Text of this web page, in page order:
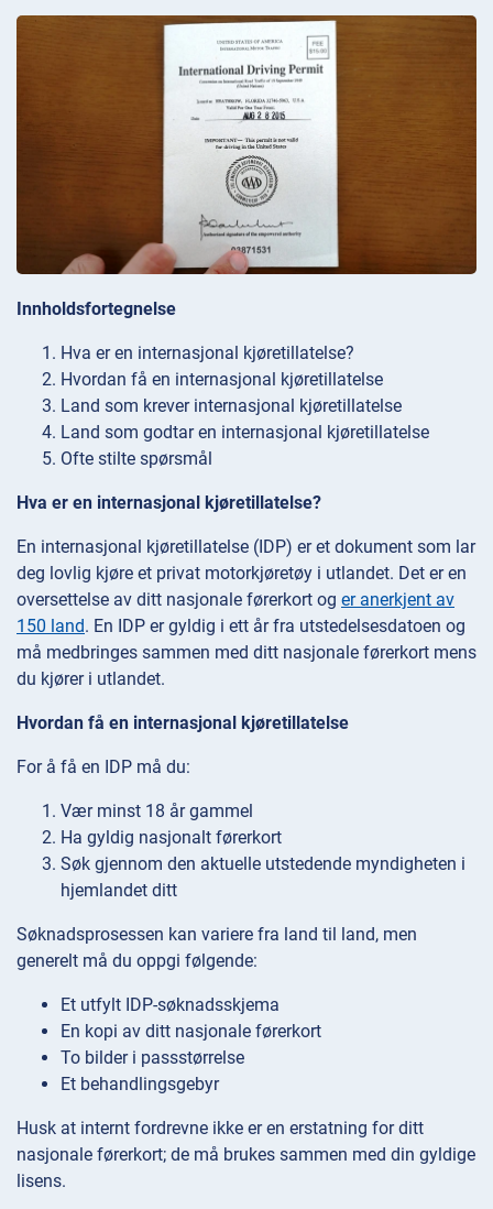
Innholdsfortegnelse
Hva er en internasjonal kjøretillatelse?
Hvordan få en internasjonal kjøretillatelse
Land som krever internasjonal kjøretillatelse
Land som godtar en internasjonal kjøretillatelse
Ofte stilte spørsmål
Hva er en internasjonal kjøretillatelse?
En internasjonal kjøretillatelse (IDP) er et dokument som lar
deg lovlig kjøre et privat motorkjøretøy i utlandet. Det er en
oversettelse av ditt nasjonale førerkort og er anerkjent av
150 land. En IDP er gyldig i ett år fra utstedelsesdatoen og
må medbringes sammen med ditt nasjonale førerkort mens
du kjører i utlandet.
Hvordan få en internasjonal kjøretillatelse
For å få en IDP må du:
Vær minst 18 år gammel
Ha gyldig nasjonalt førerkort
Søk gjennom den aktuelle utstedende myndigheten i
hjemlandet ditt
Søknadsprosessen kan variere fra land til land, men
generelt må du oppgi følgende:
Et utfylt IDP-søknadsskjema
En kopi av ditt nasjonale førerkort
To bilder i passstørrelse
Et behandlingsgebyr
Husk at internt fordrevne ikke er en erstatning for ditt
nasjonale førerkort; de må brukes sammen med din gyldige
lisens.